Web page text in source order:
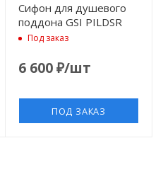
Сифон для душевого
поддона GSI PILDSR
Под заказ
6 600₽/шт
ПОД ЗАКАЗ